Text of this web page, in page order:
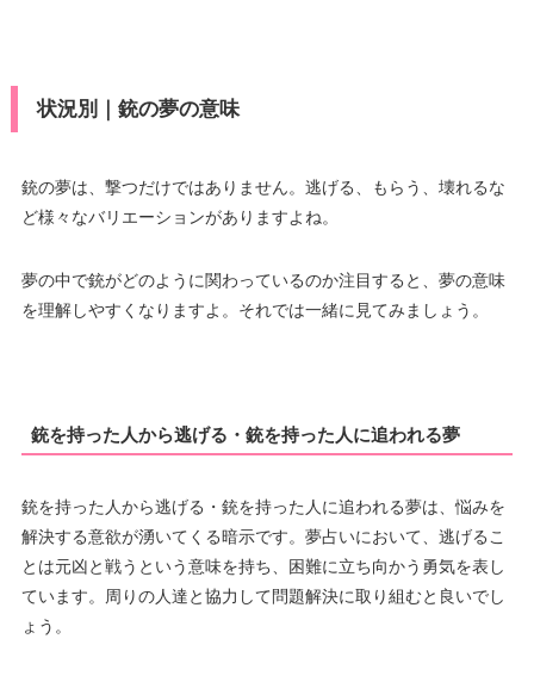
状況別｜銃の夢の意味
銃の夢は、撃つだけではありません。逃げる、もらう、壊れるな
ど様々なバリエーションがありますよね。
夢の中で銃がどのように関わっているのか注目すると、夢の意味
を理解しやすくなりますよ。それでは一緒に見てみましょう。
銃を持った人から逃げる・銃を持った人に追われる夢
銃を持った人から逃げる・銃を持った人に追われる夢は、悩みを
解決する意欲が湧いてくる暗示です。夢占いにおいて、逃げるこ
とは元凶と戦うという意味を持ち、困難に立ち向かう勇気を表し
ています。周りの人達と協力して問題解決に取り組むと良いでし
ょう。